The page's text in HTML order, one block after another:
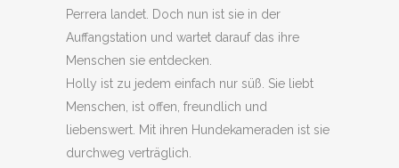
Perrera landet. Doch nun ist sie in der
Auffangstation und wartet darauf das ihre
Menschen sie entdecken.
Holly ist zu jedem einfach nur süß. Sie liebt
Menschen, ist offen, freundlich und
liebenswert. Mit ihren Hundekameraden ist sie
durchweg verträglich.